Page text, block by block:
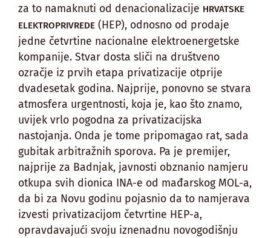
za to namaknuti od denacionalizacije HRVATSKE
ELEKTROPRIVREDE (HEP), odnosno od prodaje
jedne četvrtine nacionalne elektroenergetske
kompanije. Stvar dosta sliči na društveno
ozračje iz prvih etapa privatizacije otprije
dvadesetak godina. Najprije, ponovno se stvara
atmosfera urgentnosti, koja je, kao što znamo,
uvijek vrlo pogodna za privatizacijska
nastojanja. Onda je tome pripomagao rat, sada
gubitak arbitražnih sporova. Pa je premijer,
najprije za Badnjak, javnosti obznanio namjeru
otkupa svih dionica INA-e od mađarskog MOL-a,
da bi za Novu godinu pojasnio da to namjerava
izvesti privatizacijom četvrtine HEP-a,
opravdavajući svoju iznenadnu novogodišnju